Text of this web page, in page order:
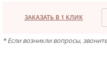
ЗАКАЗАТЬ В 1 КЛИК
* Если возникли вопросы,